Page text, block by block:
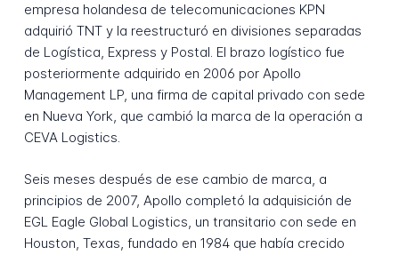
empresa holandesa de telecomunicaciones KPN
adquirió TNT y la reestructuró en divisiones separadas
de Logística, Express y Postal. El brazo logístico fue
posteriormente adquirido en 2006 por Apollo
Management LP, una firma de capital privado con sede
en Nueva York, que cambió la marca de la operación a
CEVA Logistics.
Seis meses después de ese cambio de marca, a
principios de 2007, Apollo completó la adquisición de
EGL Eagle Global Logistics, un transitario con sede en
Houston, Texas, fundado en 1984 que había crecido